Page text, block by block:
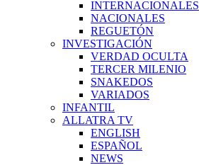
INTERNACIONALES
NACIONALES
REGUETÓN
INVESTIGACIÓN
VERDAD OCULTA
TERCER MILENIO
SNAKEDOS
VARIADOS
INFANTIL
ALLATRA TV
ENGLISH
ESPAÑOL
NEWS